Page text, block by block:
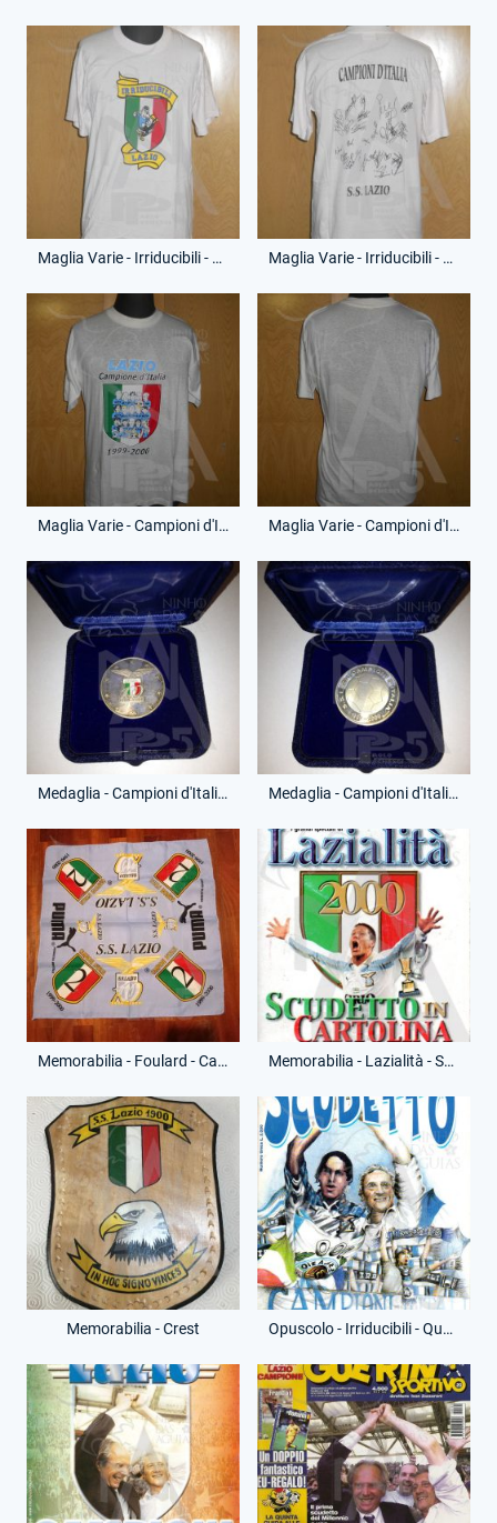
Maglia Varie - Irriducibili - Campioni d'Italia - (Fronte) Maglia Varie - Irriducibili - Campioni d'Italia - (Retro)
Maglia Varie - Campioni d'Italia - (Fronte) Maglia Varie - Campioni d'Italia - (Retro)
Medaglia - Campioni d'Italia - Argento - (Fronte) Medaglia - Campioni d'Italia - Argento - (Retro)
Memorabilia - Foulard - Campioni d'Italia Memorabilia - Lazialità - Scudetto in Cartolina
Memorabilia - Crest Opuscolo - Irriducibili - Quelli dello...Scudetto